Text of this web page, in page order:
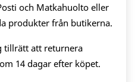
och Matkahuolto eller
produkter från butikerna.
tillrätt att returnera
14 dagar efter köpet.